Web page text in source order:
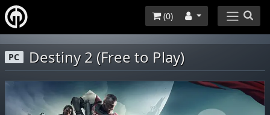
(0)
PC Destiny 2 (Free to Play)